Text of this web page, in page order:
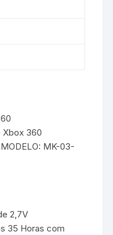
Xbox 360
MK-03-
2,7V
35 Horas com